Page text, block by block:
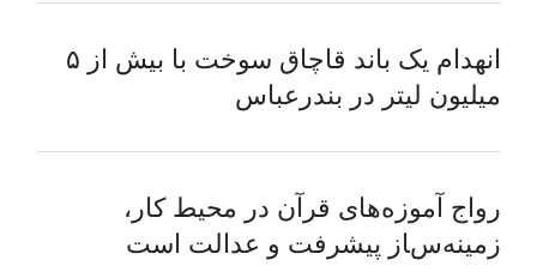
انهدام یک باند قاچاق سوخت با بیش از ۵
میلیون لیتر در بندرعباس
رواج آموزه‌های قرآن در محیط کار،
زمینه‌ساز پیشرفت و عدالت است